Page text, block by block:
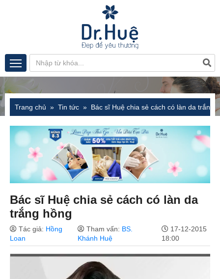
Trang chủ Tin tức Bác sĩ Huệ chia sẻ cách có làn da trắng
Bác sĩ Huệ chia sẻ cách có làn da
trắng hồng
Tác giả: Hồng
Loan
Tham vấn: BS.
Khánh Huệ
17-12-2015
18:00